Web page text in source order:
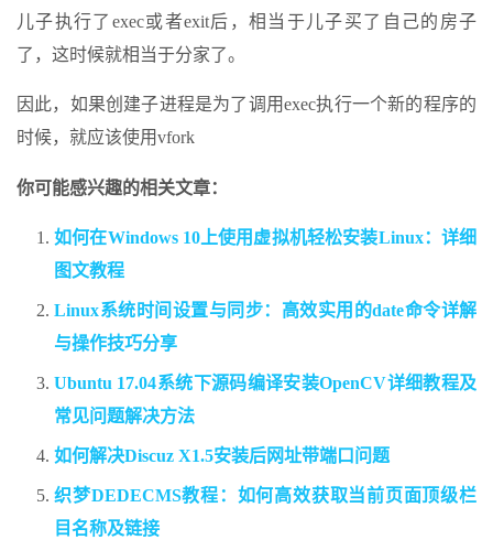
儿子执行了exec或者exit后，相当于儿子买了自己的房子
了，这时候就相当于分家了。
因此，如果创建子进程是为了调用exec执行一个新的程序的
时候，就应该使用vfork
你可能感兴趣的相关文章：
如何在Windows 10上使用虚拟机轻松安装Linux：详细
图文教程
Linux系统时间设置与同步：高效实用的date命令详解
与操作技巧分享
Ubuntu 17.04系统下源码编译安装OpenCV详细教程及
常见问题解决方法
如何解决Discuz X1.5安装后网址带端口问题
织梦DEDECMS教程：如何高效获取当前页面顶级栏
目名称及链接